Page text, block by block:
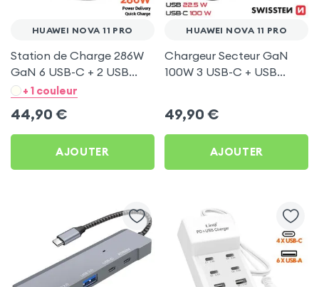
HUAWEI NOVA 11 PRO
Station de Charge 286W
GaN 6 USB-C + 2 USB
Noir pour Huawei Nova 11
+ 1 couleur
44,90 €
AJOUTER
HUAWEI NOVA 11 PRO
Chargeur Secteur GaN
100W 3 USB-C + USB
49,90 €
AJOUTER